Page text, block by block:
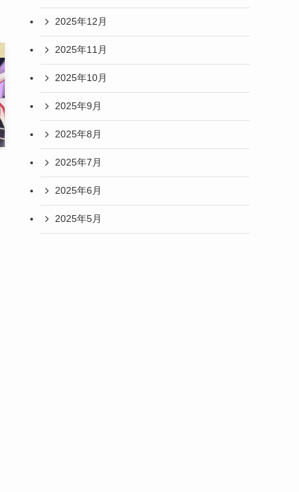
2025年12月
2025年11月
2025年10月
2025年9月
2025年8月
2025年7月
2025年6月
2025年5月